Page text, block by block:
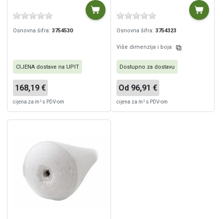
Osnovna šifra: 3754530
CIJENA dostave na UPIT
168,19 €
cijena za m 2 s PDV-om
Osnovna šifra: 3754323
Više dimenzija i boja
Dostupno za dostavu
Od 96,91 €
cijena za m 2 s PDV-om